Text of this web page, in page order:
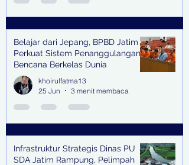
Belajar dari Jepang, BPBD Jatim
Perkuat Sistem Penanggulangan
Bencana Berkelas Dunia
khoirulfatma13
25 Jun
3 menit membaca
Infrastruktur Strategis Dinas PU
SDA Jatim Rampung, Pelimpah